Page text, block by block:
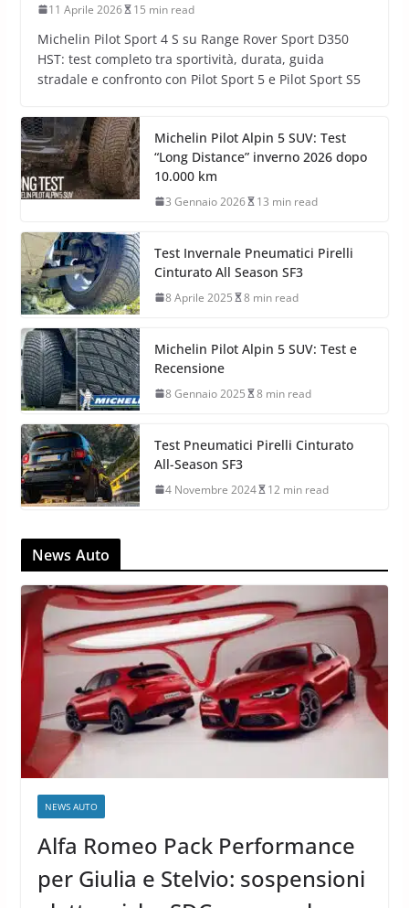
11 Aprile 2026 15 min read
Michelin Pilot Sport 4 S su Range Rover Sport D350
HST: test completo tra sportività, durata, guida
stradale e confronto con Pilot Sport 5 e Pilot Sport S5
Michelin Pilot Alpin 5 SUV: Test
“Long Distance” inverno 2026 dopo
10.000 km
3 Gennaio 2026 13 min read
Test Invernale Pneumatici Pirelli
Cinturato All Season SF3
8 Aprile 2025 8 min read
Michelin Pilot Alpin 5 SUV: Test e
Recensione
8 Gennaio 2025 8 min read
Test Pneumatici Pirelli Cinturato
All-Season SF3
4 Novembre 2024 12 min read
News Auto
NEWS AUTO
Alfa Romeo Pack Performance
per Giulia e Stelvio: sospensioni